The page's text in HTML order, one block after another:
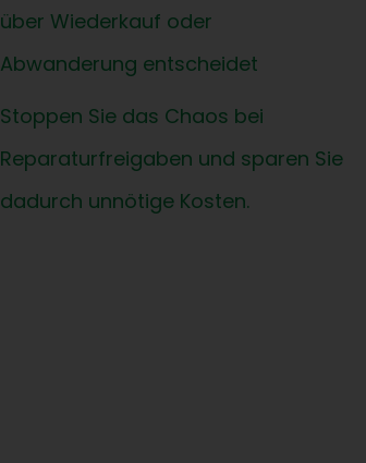
über Wiederkauf oder
Abwanderung entscheidet
Stoppen Sie das Chaos bei
Reparaturfreigaben und sparen Sie
dadurch unnötige Kosten.